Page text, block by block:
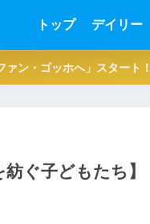
トップ デイリー
ァン・ゴッホへ」スタート！
ぐ子どもたち】